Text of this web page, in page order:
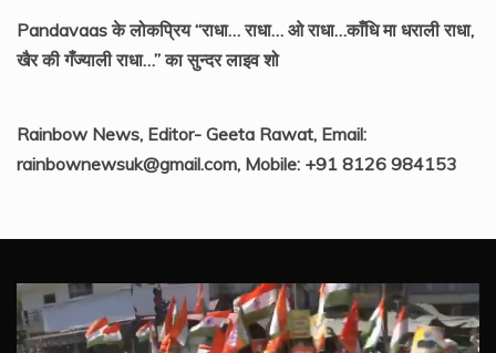
Pandavaas के लोकप्रिय “राधा… राधा… ओ राधा…काँधि मा धराली राधा,
खैर की गँज्याली राधा…” का सुन्दर लाइव शो
Rainbow News, Editor- Geeta Rawat, Email:
rainbownewsuk@gmail.com, Mobile: +91 8126 984153
Video
Player